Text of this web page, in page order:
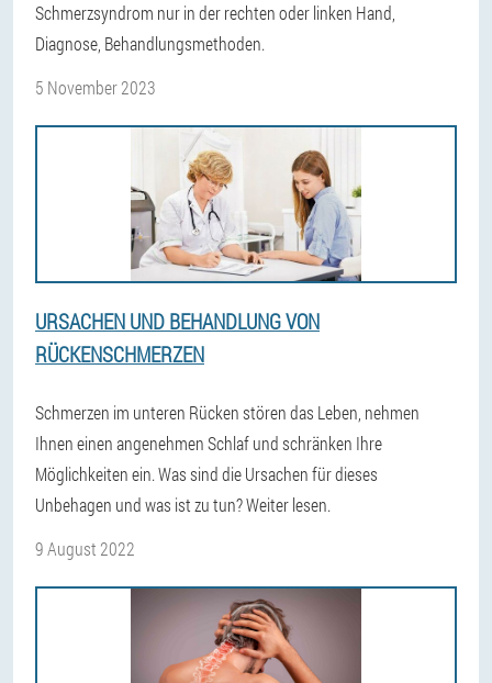
Schmerzsyndrom nur in der rechten oder linken Hand,
Diagnose, Behandlungsmethoden.
5 November 2023
URSACHEN UND BEHANDLUNG VON
RÜCKENSCHMERZEN
Schmerzen im unteren Rücken stören das Leben, nehmen
Ihnen einen angenehmen Schlaf und schränken Ihre
Möglichkeiten ein. Was sind die Ursachen für dieses
Unbehagen und was ist zu tun? Weiter lesen.
9 August 2022